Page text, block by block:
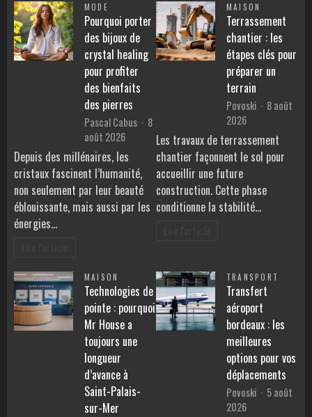
MODE
Pourquoi porter
des bijoux de
crystal healing
pour profiter
des bienfaits
des pierres
Pascal Cabus
8
août 2026
Depuis des millénaires, les
cristaux fascinent l’humanité,
non seulement par leur beauté
éblouissante, mais aussi par les
énergies…
MAISON
Terrassement
chantier : les
étapes clés pour
préparer un
terrain
Povoski
8 août
2026
Les travaux de terrassement
chantier façonnent le sol pour
accueillir une future
construction. Cette phase
conditionne la stabilité…
MAISON
Technologies de
pointe : pourquoi
Mr House a
toujours une
longueur
d’avance à
Saint-Palais-
sur-Mer
TRANSPORT
Transfert
aéroport
bordeaux : les
meilleures
options pour vos
déplacements
Povoski
5 août
2026